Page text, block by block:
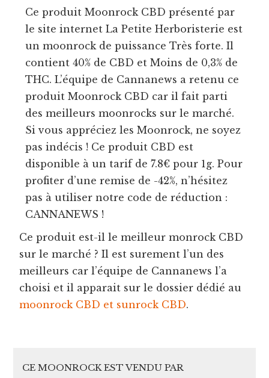
Ce produit Moonrock CBD présenté par
le site internet La Petite Herboristerie est
un moonrock de puissance Très forte. Il
contient 40% de CBD et Moins de 0,3% de
THC. L’équipe de Cannanews a retenu ce
produit Moonrock CBD car il fait parti
des meilleurs moonrocks sur le marché.
Si vous appréciez les Moonrock, ne soyez
pas indécis ! Ce produit CBD est
disponible à un tarif de 7.8€ pour 1g. Pour
profiter d’une remise de -42%, n’hésitez
pas à utiliser notre code de réduction :
CANNANEWS !
Ce produit est-il le meilleur monrock CBD
sur le marché ? Il est surement l’un des
meilleurs car l’équipe de Cannanews l’a
choisi et il apparait sur le dossier dédié au
moonrock CBD et sunrock CBD.
CE MOONROCK EST VENDU PAR